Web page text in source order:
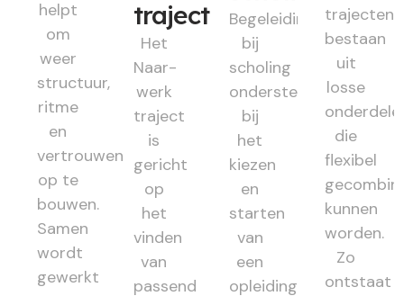
helpt
om
weer
structuur,
ritme
en
vertrouwen
op te
bouwen.
Samen
wordt
gewerkt
traject
Het
Naar-
werk
traject
is
gericht
op
het
vinden
van
passend
Begeleiding
bij
scholing
ondersteunt
bij
het
kiezen
en
starten
van
een
opleiding
trajecten
bestaan
uit
losse
die
flexibel
kunnen
worden.
Zo
ontstaat